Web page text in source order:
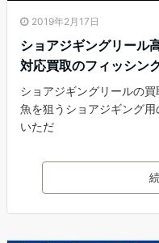
2019年2月17日
ショアジギングリール
対応買取のフィッシン
ショアジギングリールの
魚を狙うショアジギング
いただ